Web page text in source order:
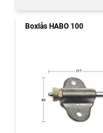
Boxlås HABO 100